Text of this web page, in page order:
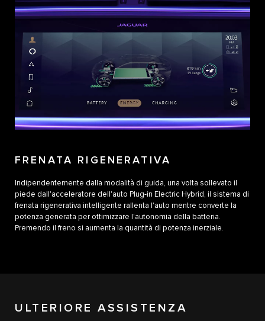
FRENATA RIGENERATIVA
Indipendentemente dalla modalità di guida, una volta sollevato il
piede dall'acceleratore dell'auto Plug-in Electric Hybrid, il sistema di
frenata rigenerativa intelligente rallenta l'auto mentre converte la
potenza generata per ottimizzare l'autonomia della batteria.
Premendo il freno si aumenta la quantità di potenza inerziale.
ULTERIORE ASSISTENZA